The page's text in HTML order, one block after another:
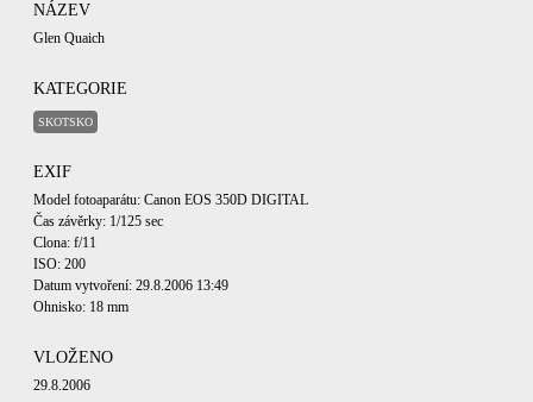
NÁZEV
Glen Quaich
KATEGORIE
SKOTSKO
EXIF
Model fotoaparátu: Canon EOS 350D DIGITAL
Čas závěrky: 1/125 sec
Clona: f/11
ISO: 200
Datum vytvoření: 29.8.2006 13:49
Ohnisko: 18 mm
VLOŽENO
29.8.2006